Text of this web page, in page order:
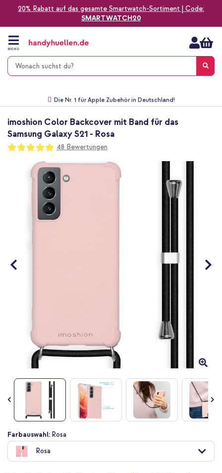
20% Rabatt auf das gesamte Smartwatch-Sortiment | Code:
SMARTWATCH20
Zum
Inhalt
springen
MENÜ
Die Nr. 1 für Apple Zubehör in Deutschland!
imoshion Color Backcover mit Band für das
Samsung Galaxy S21 - Rosa
Bewertung:
98
100
48 Bewertungen
Zum
Anfang
Bildgalerie
Farbauswahl: Rosa
Rosa